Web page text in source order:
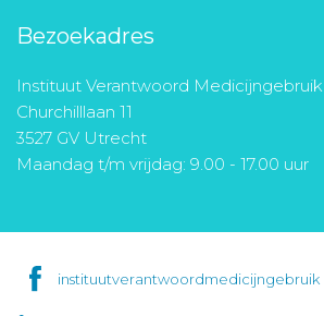
Bezoekadres
Instituut Verantwoord Medicijngebruik
Churchilllaan 11
3527 GV Utrecht
Maandag t/m vrijdag: 9.00 - 17.00 uur
instituutverantwoordmedicijngebruik